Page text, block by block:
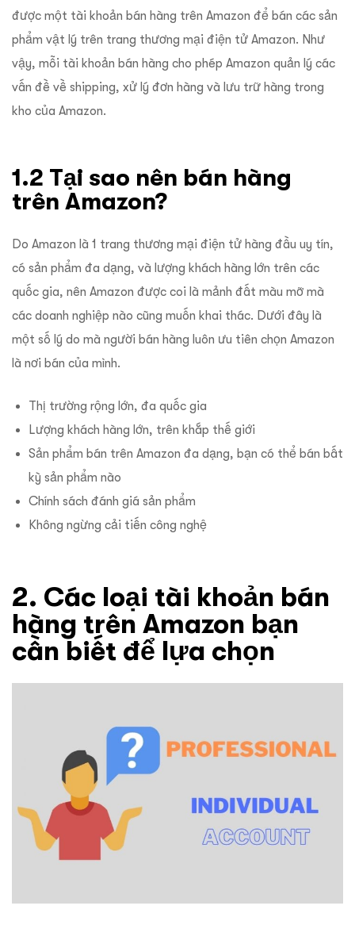
được một tài khoản bán hàng trên Amazon để bán các sản
phẩm vật lý trên trang thương mại điện tử Amazon. Như
vậy, mỗi tài khoản bán hàng cho phép Amazon quản lý các
vấn đề về shipping, xử lý đơn hàng và lưu trữ hàng trong
kho của Amazon.
1.2 Tại sao nên bán hàng
trên Amazon?
Do Amazon là 1 trang thương mại điện tử hàng đầu uy tín,
có sản phẩm đa dạng, và lượng khách hàng lớn trên các
quốc gia, nên Amazon được coi là mảnh đất màu mỡ mà
các doanh nghiệp nào cũng muốn khai thác. Dưới đây là
một số lý do mà người bán hàng luôn ưu tiên chọn Amazon
là nơi bán của mình.
Thị trường rộng lớn, đa quốc gia
Lượng khách hàng lớn, trên khắp thế giới
Sản phẩm bán trên Amazon đa dạng, bạn có thể bán bất
kỳ sản phẩm nào
Chính sách đánh giá sản phẩm
Không ngừng cải tiến công nghệ
2. Các loại tài khoản bán
hàng trên Amazon bạn
cần biết để lựa chọn